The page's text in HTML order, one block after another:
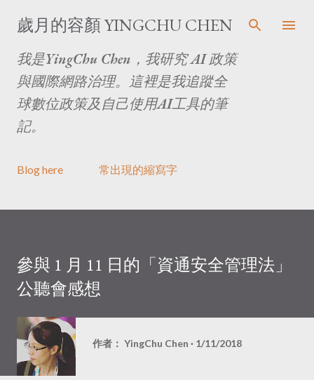
跳至主要內容
歲月的容顏 YINGCHU CHEN
我是YingChu Chen，我研究 AI 政策
與國際網路治理。這裡是我追蹤全
球數位政策及自己使用AI工具的筆
記。
Blog here 常出現的縮寫字
參與 1 月 11 日的「資通安全管理法」
公聽會感想
作者： YingChu Chen 1/11/2018